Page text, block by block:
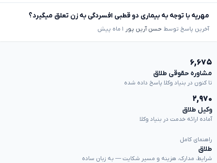
مهریه با توجه به بیماری دو قطبی افسردگی به زن تعلق میگیرد؟
آخرین پاسخ توسط حسن آرین پور ۱ ماه پیش
۶,۶۷۵
مشاوره حقوقی طلاق
تا کنون در بنیاد وکلا پاسخ داده شده
۲,۹۷۰
وکیل طلاق
آماده ارائه خدمت در بنیاد وکلا
راهنمای کامل
طلاق
شرایط، مدارک، هزینه و مسیر شکایت — به زبان ساده